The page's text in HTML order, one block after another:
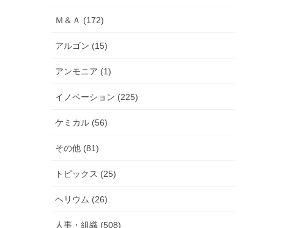
Ｍ＆Ａ (172)
アルゴン (15)
アンモニア (1)
イノベーション (225)
ケミカル (56)
その他 (81)
トピックス (25)
ヘリウム (26)
人事・組織 (508)